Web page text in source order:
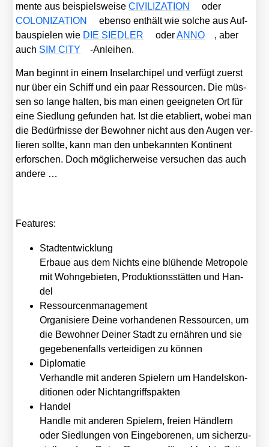
men­te aus bei­spiels­wei­seCIVILIZATION
oder
COLONIZATION
eben­so ent­hält wie sol­che aus Auf­
bau­spie­len wie DIE SIEDLER oderANNO
, aber
auch SIM CITY -Anlei­hen.
Man beginnt in einem Insel­ar­chi­pel und ver­fügt zuerst
nur über ein Schiff und ein paar Res­sour­cen. Die müs­
sen so lan­ge hal­ten, bis man einen geeig­ne­ten Ort für
eine Sied­lung gefun­den hat. Ist die eta­bliert, wobei man
die Bedürf­nis­se der Bewoh­ner nicht aus den Augen ver­
lie­ren soll­te, kann man den unbe­kann­ten Kon­ti­nent
erfor­schen. Doch mög­li­cher­wei­se ver­su­chen das auch
ande­re …
Fea­tures:
Stadt­ent­wick­lung
Erbaue aus dem Nichts eine blü­hen­de Metro­po­le
mit Wohn­ge­bie­ten, Pro­duk­ti­ons­stät­ten und Han­
del
Res­sour­cen­ma­nage­ment
Orga­ni­sie­re Dei­ne vor­han­de­nen Res­sour­cen, um
die Bewoh­ner Dei­ner Stadt zu ernäh­ren und sie
gege­be­nen­falls ver­tei­di­gen zu kön­nen
Diplo­ma­tie
Ver­hand­le mit ande­ren Spie­lern um Han­dels­kon­
di­tio­nen oder Nicht­an­griffs­pak­ten
Han­del
Hand­le mit ande­ren Spie­lern, frei­en Händ­lern
oder Sied­lun­gen von Ein­ge­bo­re­nen, um sicher­zu­